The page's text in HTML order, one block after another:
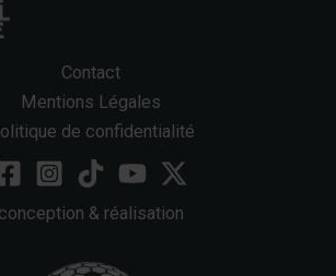
Contact
Mentions Légales
de confidentialité
conception & réalisation